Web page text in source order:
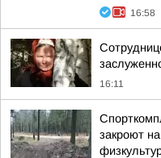
16:58
16:11
закроют